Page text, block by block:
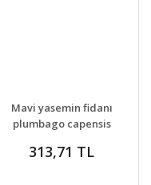
Mavi yasemin fidanı
plumbago capensis
313,71 TL